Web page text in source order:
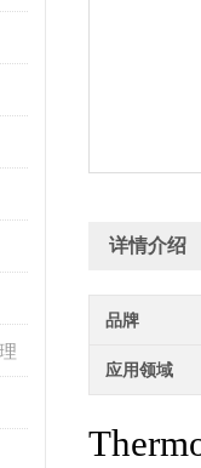
详情介绍
品牌
应用领域